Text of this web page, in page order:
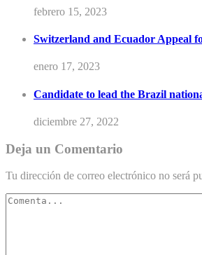
febrero 15, 2023
Switzerland and Ecuador Appeal
enero 17, 2023
Candidate to lead the Brazil
diciembre 27, 2022
Deja un Comentario
Tu dirección de correo electrónico no será